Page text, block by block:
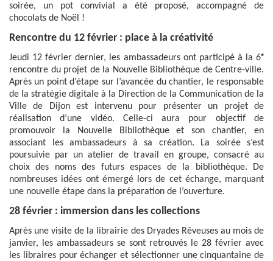
soirée, un pot convivial a été proposé, accompagné de
chocolats de Noël !
Rencontre du 12 février : place à la créativité
Jeudi 12 février dernier, les ambassadeurs ont participé à la 6ᵉ
rencontre du projet de la Nouvelle Bibliothèque de Centre-ville.
Après un point d’étape sur l’avancée du chantier, le responsable
de la stratégie digitale à la Direction de la Communication de la
Ville de Dijon est intervenu pour présenter un projet de
réalisation d’une vidéo. Celle-ci aura pour objectif de
promouvoir la Nouvelle Bibliothèque et son chantier, en
associant les ambassadeurs à sa création. La soirée s’est
poursuivie par un atelier de travail en groupe, consacré au
choix des noms des futurs espaces de la bibliothèque. De
nombreuses idées ont émergé lors de cet échange, marquant
une nouvelle étape dans la préparation de l’ouverture.
28 février : immersion dans les collections
Après une visite de la librairie des Dryades Rêveuses au mois de
janvier, les ambassadeurs se sont retrouvés le 28 février avec
les libraires pour échanger et sélectionner une cinquantaine de